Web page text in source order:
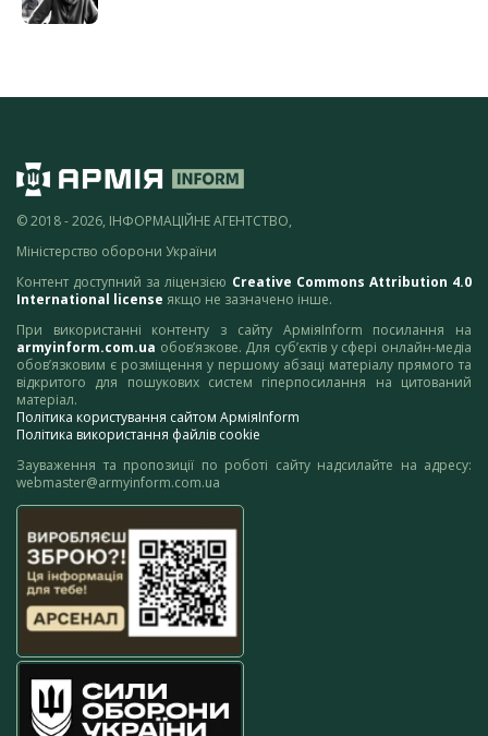
© 2018 - 2026, ІНФОРМАЦІЙНЕ АГЕНТСТВО,
Міністерство оборони України
Контент доступний за ліцензією Creative Commons Attribution 4.0
International license якщо не зазначено інше.
При використанні контенту з сайту АрміяInform посилання на
armyinform.com.ua обов’язкове. Для суб’єктів у сфері онлайн-медіа
обов’язковим є розміщення у першому абзаці матеріалу прямого та
відкритого для пошукових систем гіперпосилання на цитований
матеріал.
Політика користування сайтом АрміяInform
Політика використання файлів cookie
Зауваження та пропозиції по роботі сайту надсилайте на адресу:
webmaster@armyinform.com.ua